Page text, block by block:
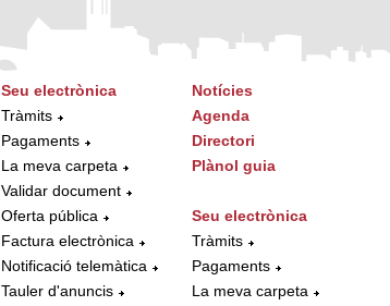
Seu electrònica
Tràmits
Pagaments
La meva carpeta
Validar document
Oferta pública
Factura electrònica
Notificació telemàtica
Tauler d'anuncis
Notícies
Agenda
Directori
Plànol guia
Seu electrònica
Tràmits
Pagaments
La meva carpeta